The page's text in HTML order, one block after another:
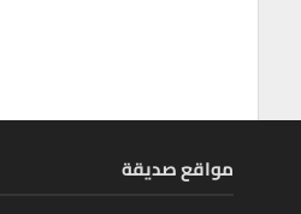
مواقع صديقة